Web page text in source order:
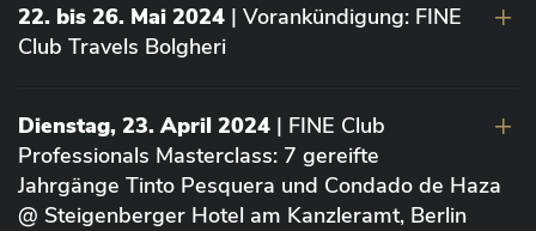
22. bis 26. Mai 2024 | Vorankündigung: FINE
Club Travels Bolgheri
Dienstag, 23. April 2024 | FINE Club
Professionals Masterclass: 7 gereifte
Jahrgänge Tinto Pesquera und Condado de Haza
@ Steigenberger Hotel am Kanzleramt, Berlin